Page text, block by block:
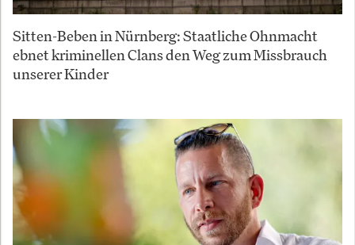
Sitten-Beben in Nürnberg: Staatliche Ohnmacht
ebnet kriminellen Clans den Weg zum Missbrauch
unserer Kinder